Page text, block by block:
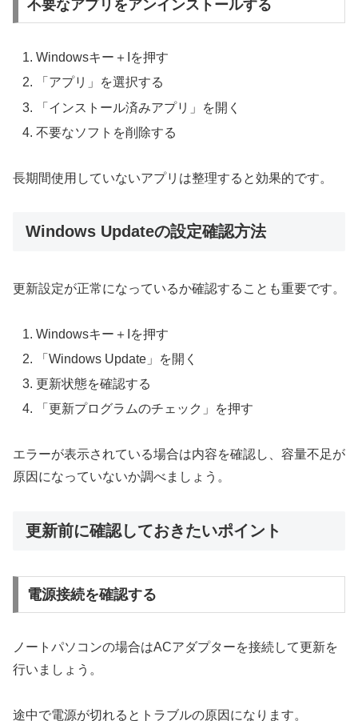
不要なアプリをアンインストールする
Windowsキー＋Iを押す
「アプリ」を選択する
「インストール済みアプリ」を開く
不要なソフトを削除する
長期間使用していないアプリは整理すると効果的です。
Windows Updateの設定確認方法
更新設定が正常になっているか確認することも重要です。
Windowsキー＋Iを押す
「Windows Update」を開く
更新状態を確認する
「更新プログラムのチェック」を押す
エラーが表示されている場合は内容を確認し、容量不足が
原因になっていないか調べましょう。
更新前に確認しておきたいポイント
電源接続を確認する
ノートパソコンの場合はACアダプターを接続して更新を
行いましょう。
途中で電源が切れるとトラブルの原因になります。